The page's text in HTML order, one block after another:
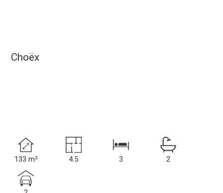
Choëx
133 m² 4.5 3 2